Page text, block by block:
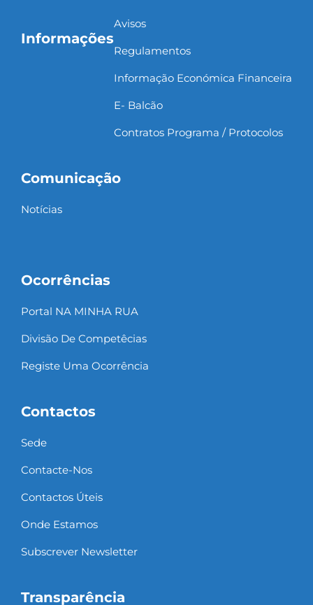
Informações
Avisos
Regulamentos
Informação Económica Financeira
E- Balcão
Contratos Programa / Protocolos
Comunicação
Notícias
Ocorrências
Portal NA MINHA RUA
Divisão De Competêcias
Registe Uma Ocorrência
Contactos
Sede
Contacte-Nos
Contactos Úteis
Onde Estamos
Subscrever Newsletter
Transparência